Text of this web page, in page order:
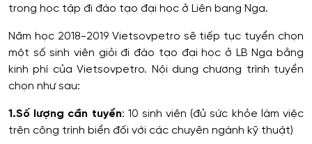
trong học tập đi đào tạo đại học ở Liên bang Nga.
Năm học 2018-2019 Vietsovpetro sẽ tiếp tục tuyển chọn
một số sinh viên giỏi đi đào tạo đại học ở LB Nga bằng
kinh phí của Vietsovpetro. Nội dung chương trình tuyển
chọn như sau:
1.Số lượng cần tuyển: 10 sinh viên (đủ sức khỏe làm việc
trên công trình biển đối với các chuyên ngành kỹ thuật)